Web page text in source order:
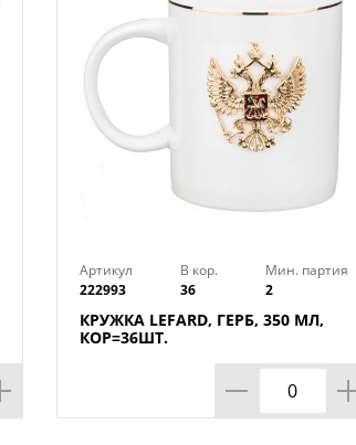
Артикул
222993
В кор.
36
Мин. партия
2
КРУЖКА LEFARD, ГЕРБ, 350 МЛ,
КОР=36ШТ.